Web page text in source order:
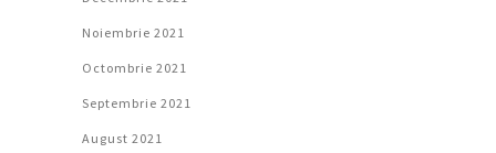
Noiembrie 2021
Octombrie 2021
Septembrie 2021
August 2021